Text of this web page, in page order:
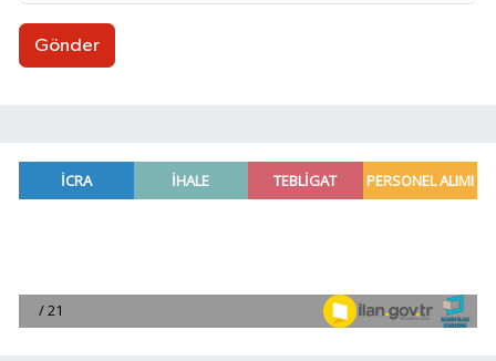
Gönder